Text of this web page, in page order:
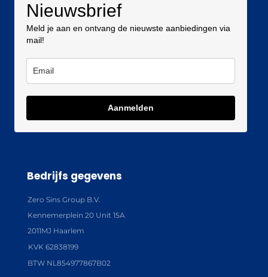
Nieuwsbrief
Meld je aan en ontvang de nieuwste aanbiedingen via
mail!
Aanmelden
Bedrijfs gegevens
Zero Sins Group B.V.
Kennemerplein 20 Unit 15A
2011MJ Haarlem
KVK 62838199
BTW NL854977867B02